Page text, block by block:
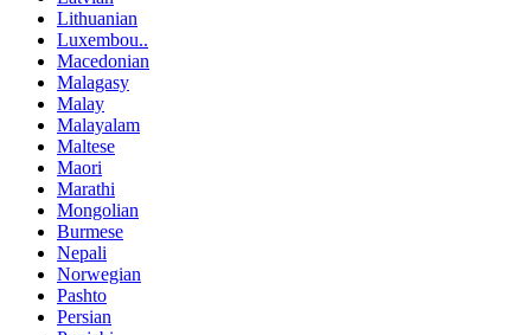
Lithuanian
Luxembou..
Macedonian
Malagasy
Malay
Malayalam
Maltese
Maori
Marathi
Mongolian
Burmese
Nepali
Norwegian
Pashto
Persian